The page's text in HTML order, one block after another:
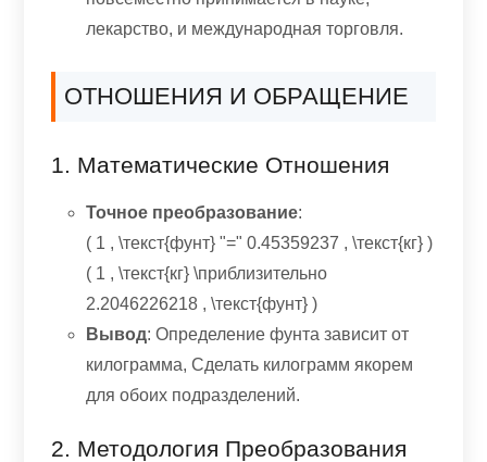
лекарство, и международная торговля.
ОТНОШЕНИЯ И ОБРАЩЕНИЕ
1. Математические Отношения
Точное преобразование:
( 1 , \текст{фунт} "=" 0.45359237 , \текст{кг} )
( 1 , \текст{кг} \приблизительно
2.2046226218 , \текст{фунт} )
Вывод: Определение фунта зависит от
килограмма, Сделать килограмм якорем
для обоих подразделений.
2. Методология Преобразования